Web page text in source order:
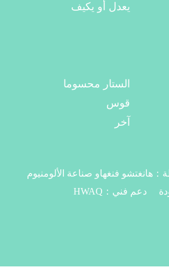
يعدل أو يكيف
الستار محسوما
قوس
آخر
：هانغتشو فنغهاو صناعة الألومنيوم
دعم فني： HWAQ